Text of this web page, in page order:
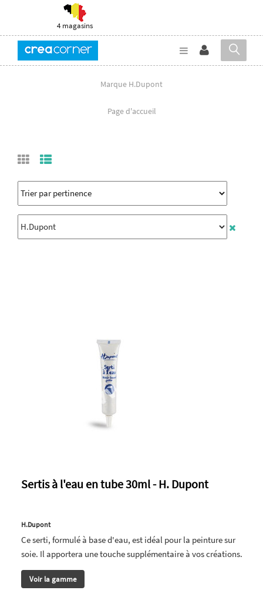
4 magasins
Marque H.Dupont
Page d'accueil
Sertis à l'eau en tube 30ml - H. Dupont
H.Dupont
Ce serti, formulé à base d'eau, est idéal pour la peinture sur
soie. Il apportera une touche supplémentaire à vos créations.
Voir la gamme